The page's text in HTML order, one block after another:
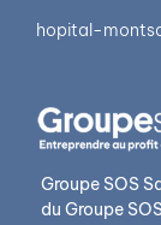
hopital-
Groupe SOS
du Groupe